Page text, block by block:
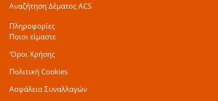
Αναζήτηση Δέματος ACS
Πληροφορίες
Ποιοι είμαστε
'Οροι Χρήσης
Πολιτική Cookies
Ασφάλεια Συναλλαγών